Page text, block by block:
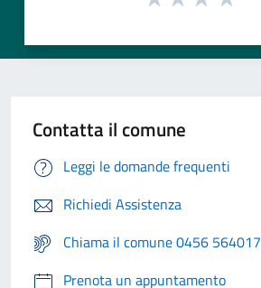
Contatta il comune
Leggi le domande frequenti
Richiedi Assistenza
Chiama il comune 0456 564017
Prenota un appuntamento